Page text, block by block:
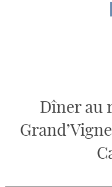
Dîner au